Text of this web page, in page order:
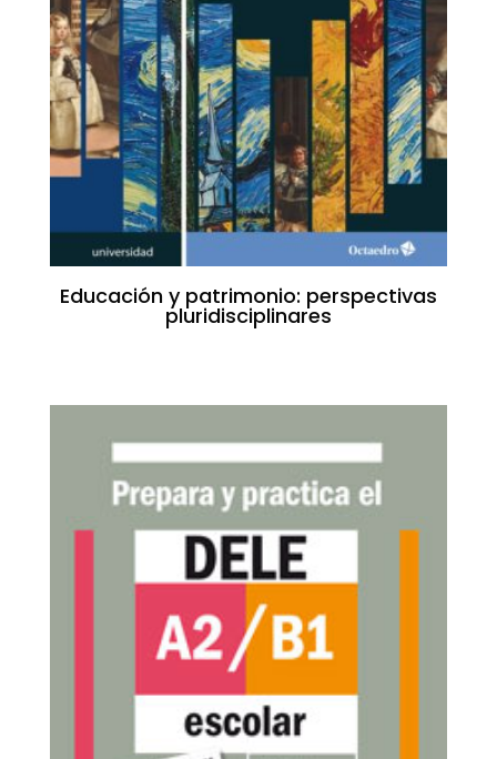
Educación y patrimonio: perspectivas
pluridisciplinares